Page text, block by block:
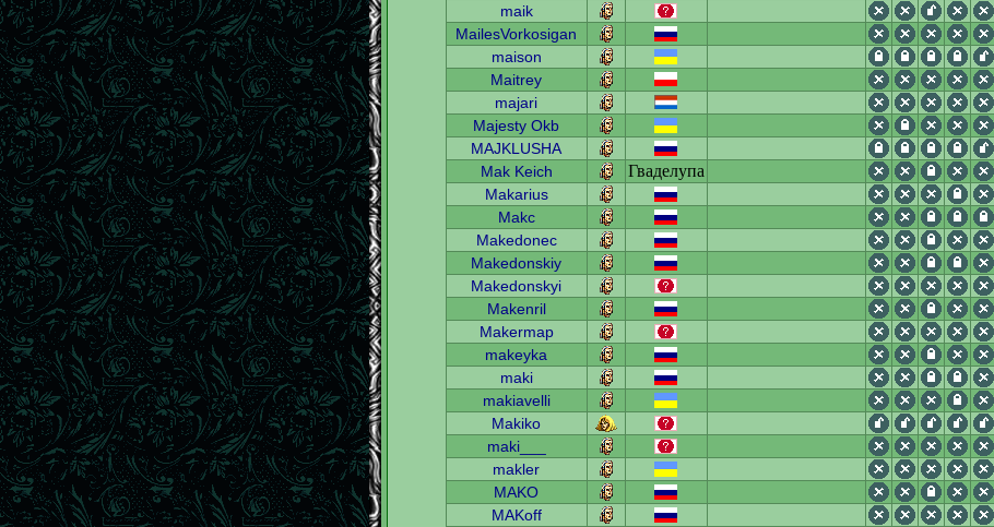
maik
MailesVorkosigan
maison
Maitrey
majari
Majesty Okb
MAJKLUSHA
Mak Keich
Гваделупа
Makarius
Makc
Makedonec
Makedonskiy
Makedonskyi
Makenril
Makermap
makeyka
maki
makiavelli
Makiko
maki___
makler
MAKO
MAKoff